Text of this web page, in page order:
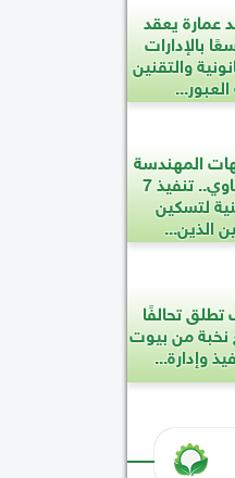
عمارة يعقد
بالإدارات
والتقنين
المهندسة
راندة المنشاوي.. تنفيذ 7
لتسكين
الذين...
تحالفًا
نخبة من بيوت
وإدارة...